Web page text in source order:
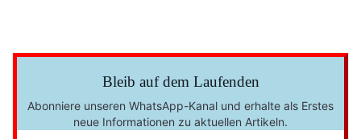
Bleib auf dem Laufenden
Abonniere unseren WhatsApp-Kanal und erhalte als Erstes
neue Informationen zu aktuellen Artikeln.